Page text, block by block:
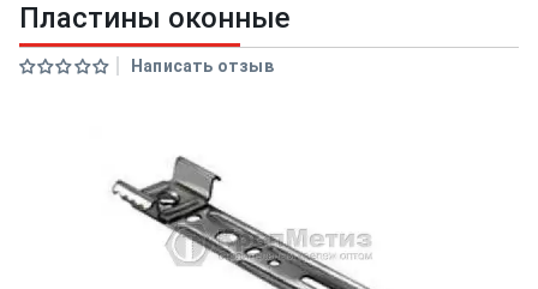
Пластины оконные
Написать отзыв